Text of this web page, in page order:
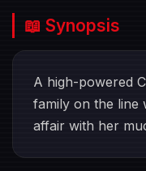
📖 Synopsis
A high-powered
family on the line
affair with her